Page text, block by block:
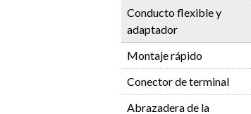
Conducto flexible y
adaptador
Montaje rápido
Conector de terminal
Abrazadera de la